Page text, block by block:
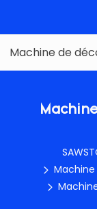
Machine de